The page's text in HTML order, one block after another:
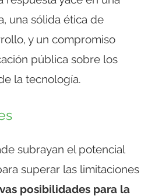
una sólida ética de
y un compromiso
pública sobre los
la tecnología.
subrayan el potencial
superar las limitaciones
posibilidades para la